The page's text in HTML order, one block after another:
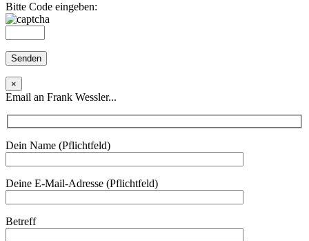
Bitte Code eingeben:
×
Email an Frank Wessler...
Dein Name (Pflichtfeld)
Deine E-Mail-Adresse (Pflichtfeld)
Betreff